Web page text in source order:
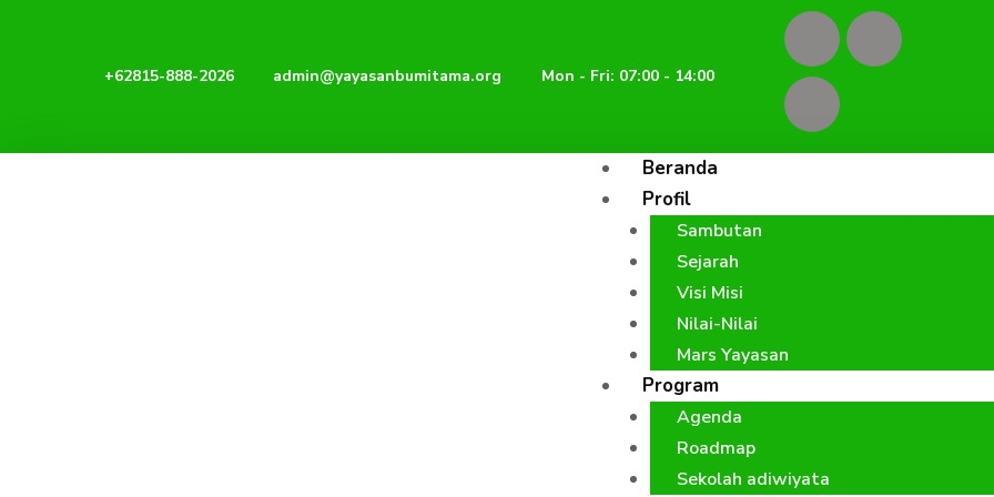
+62815-888-2026 admin@yayasanbumitama.org Mon - Fri: 07:00 - 14:00
F
a
c
e
o
k
Y
o
u
t
e
I
n
s
t
r
a
m
Beranda
Profil
Sambutan
Sejarah
Visi Misi
Nilai-Nilai
Mars Yayasan
Program
Agenda
Roadmap
Sekolah adiwiyata